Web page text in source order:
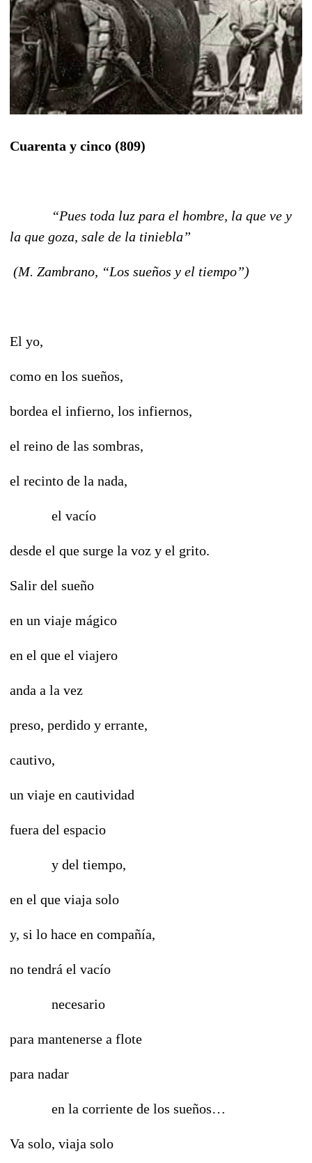
Cuarenta y cinco (809)
“Pues toda luz para el hombre, la que ve y
la que goza, sale de la tiniebla”
(M. Zambrano, “Los sueños y el tiempo”)
El yo,
como en los sueños,
bordea el infierno, los infiernos,
el reino de las sombras,
el recinto de la nada,
el vacío
desde el que surge la voz y el grito.
Salir del sueño
en un viaje mágico
en el que el viajero
anda a la vez
preso, perdido y errante,
cautivo,
un viaje en cautividad
fuera del espacio
y del tiempo,
en el que viaja solo
y, si lo hace en compañía,
no tendrá el vacío
necesario
para mantenerse a flote
para nadar
en la corriente de los sueños…
Va solo, viaja solo